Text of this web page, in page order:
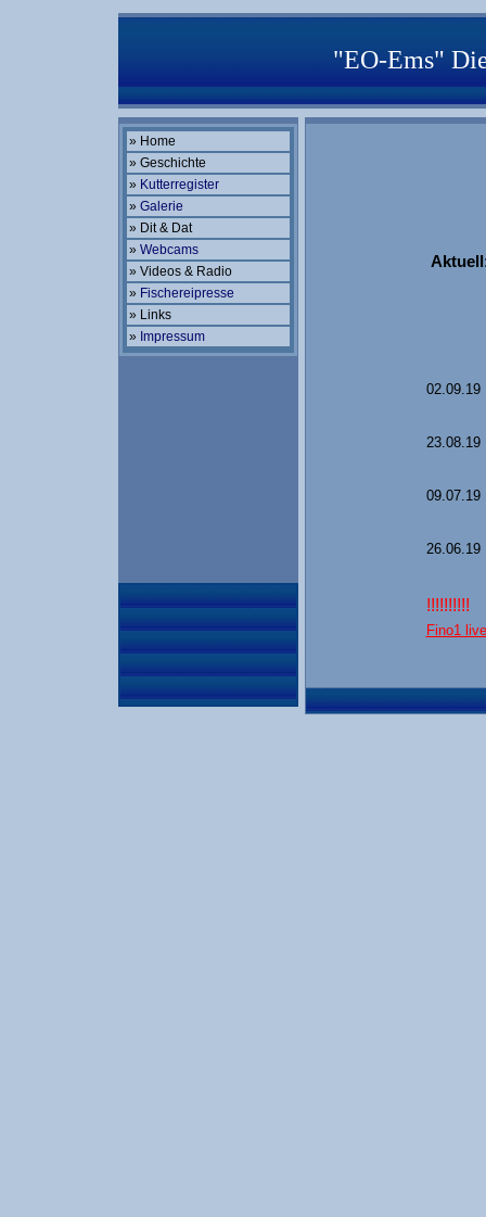
"EO-Ems"
» Home
» Geschichte
» Kutterregister
» Galerie
» Dit & Dat
» Webcams
» Videos & Radio
» Fischereipresse
» Links
» Impressum
02.09.19
23.08.19
09.07.19
26.06.19
!!!!!!!!!!
Fino1 live